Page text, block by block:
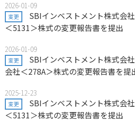
2026-01-09
変更
SBIインベストメント株式会
＜5131＞株式の変更報告書を提出
2026-01-09
変更
SBIインベストメント株式会
会社＜278A＞株式の変更報告書を提
2025-12-23
変更
SBIインベストメント株式会
＜5131＞株式の変更報告書を提出